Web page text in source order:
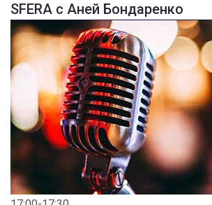
SFERA с Аней Бондаренко